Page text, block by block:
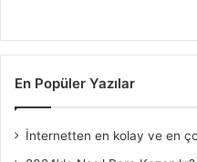
En Popüler Yazılar
İnternetten en kolay ve en